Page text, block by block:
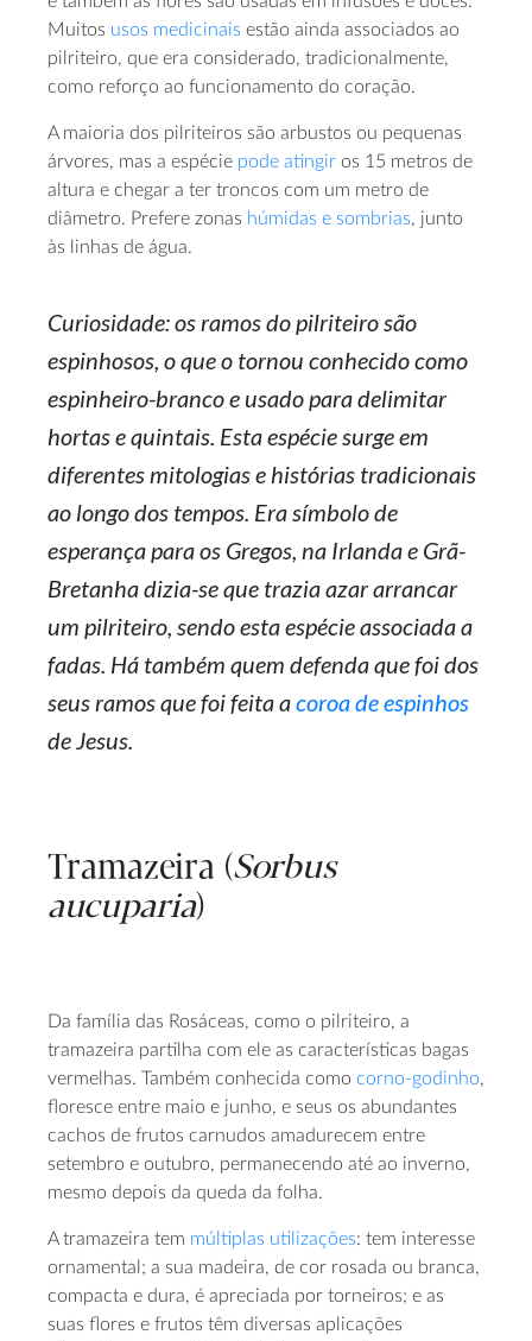
Muitos usos medicinais estão ainda associados ao
pilriteiro, que era considerado, tradicionalmente,
como reforço ao funcionamento do coração.
A maioria dos pilriteiros são arbustos ou pequenas
árvores, mas a espécie pode atingir os 15 metros de
altura e chegar a ter troncos com um metro de
diâmetro. Prefere zonas húmidas e sombrias, junto
às linhas de água.
Curiosidade: os ramos do pilriteiro são
espinhosos, o que o tornou conhecido como
espinheiro-branco e usado para delimitar
hortas e quintais. Esta espécie surge em
diferentes mitologias e histórias tradicionais
ao longo dos tempos. Era símbolo de
esperança para os Gregos, na Irlanda e Grã-
Bretanha dizia-se que trazia azar arrancar
um pilriteiro, sendo esta espécie associada a
fadas. Há também quem defenda que foi dos
seus ramos que foi feita acoroa de espinhos
de Jesus.
Tramazeira (Sorbus
aucuparia)
Da família das Rosáceas, como o pilriteiro, a
tramazeira partilha com ele as características bagas
vermelhas. Também conhecida como corno-godinho,
floresce entre maio e junho, e seus os abundantes
cachos de frutos carnudos amadurecem entre
setembro e outubro, permanecendo até ao inverno,
mesmo depois da queda da folha.
A tramazeira tem múltiplas utilizações: tem interesse
ornamental; a sua madeira, de cor rosada ou branca,
compacta e dura, é apreciada por torneiros; e as
suas flores e frutos têm diversas aplicações